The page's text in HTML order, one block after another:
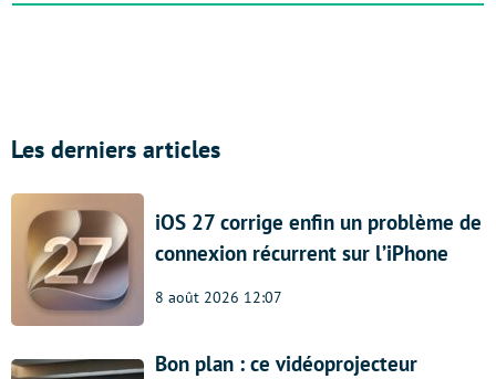
Les derniers articles
iOS 27 corrige enfin un problème de
connexion récurrent sur l’iPhone
8 août 2026 12:07
Bon plan : ce vidéoprojecteur